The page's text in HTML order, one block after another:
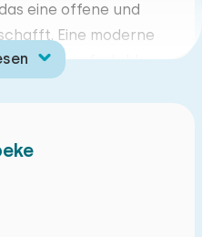
eine offene und
Eine moderne
und komfortable
geeignet.
in unmittelbarer Nähe
21 22 23